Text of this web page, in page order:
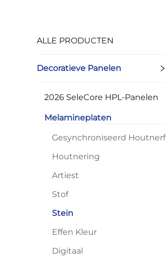
ALLE PRODUCTEN
Decoratieve Panelen
2026 SeleCore HPL-Panelen
Melamineplaten
Gesynchroniseerd Houtnerf
Houtnering
Artiest
Stof
Stein
Effen Kleur
Digitaal